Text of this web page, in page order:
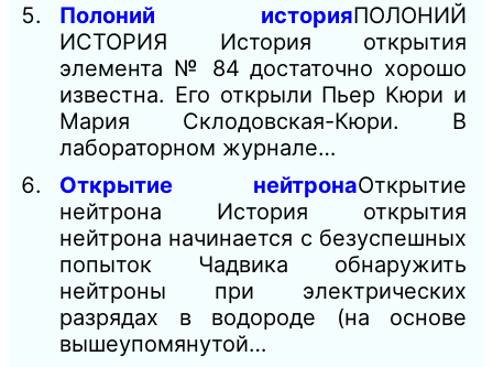
Полоний историяПОЛОНИЙ
ИСТОРИЯ История открытия
элемента № 84 достаточно хорошо
известна. Его открыли Пьер Кюри и
Мария Склодовская-Кюри. В
лабораторном журнале…
Открытие нейтронаОткрытие
нейтрона История открытия
нейтрона начинается с безуспешных
попыток Чадвика обнаружить
нейтроны при электрических
разрядах в водороде (на основе
вышеупомянутой…